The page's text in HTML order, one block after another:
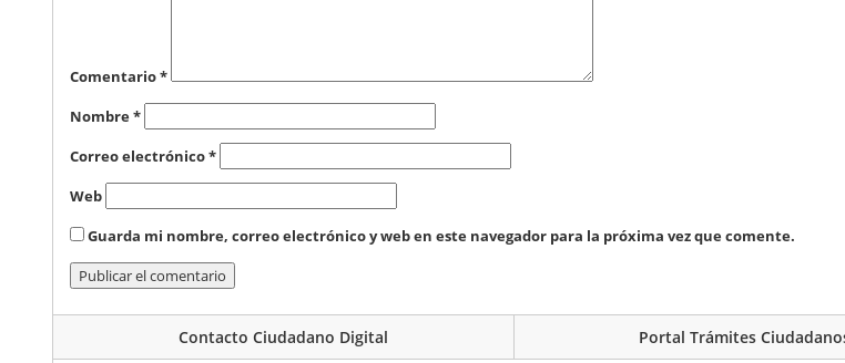
Comentario*
Nombre*
Correo electrónico*
Web
Guarda mi nombre, correo electrónico y web en este navegador para la próxima vez que comente.
Contacto Ciudadano Digital Portal Trámites